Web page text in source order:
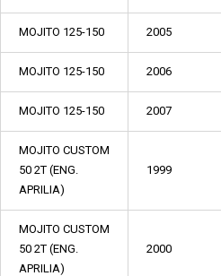
MOJITO 125-150 2005
MOJITO 125-150 2006
MOJITO 125-150 2007
MOJITO CUSTOM
50 2T (ENG.
APRILIA)
1999
MOJITO CUSTOM
50 2T (ENG.
APRILIA)
2000